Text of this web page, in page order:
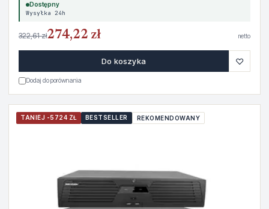
Dostępny
Wysyłka 24h
322,61 zł274,22 zł netto
Do koszyka ♡
Dodaj do porównania
TANIEJ -5724 ZŁ BESTSELLER REKOMENDOWANY